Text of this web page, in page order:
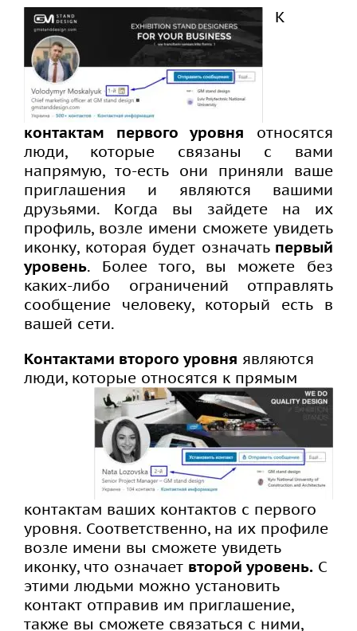
К
контактам первого уровня относятся
люди, которые связаны с вами
напрямую, то-есть они приняли ваше
приглашения и являются вашими
друзьями. Когда вы зайдете на их
профиль, возле имени сможете увидеть
иконку, которая будет означатьпервый
уровень. Более того, вы можете без
каких-либо ограничений отправлять
сообщение человеку, который есть в
вашей сети.
Контактами второго уровня являются
люди, которые относятся к прямым
контактам ваших контактов с первого
уровня. Соответственно, на их профиле
возле имени вы сможете увидеть
иконку, что означает второй уровень. С
этими людьми можно установить
контакт отправив им приглашение,
также вы сможете связаться с ними,